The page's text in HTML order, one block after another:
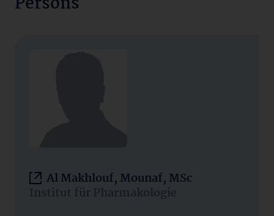
Al Makhlouf, Mounaf, MSc
Institut für Pharmakologie